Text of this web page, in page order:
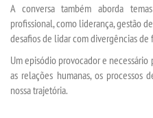
EDITAL
PUBLICAÇÕES
A conversa também aborda
profissional, como liderança, gestão
desafios de lidar com divergências
Um episódio provocador e
as relações humanas, os
nossa trajetória.